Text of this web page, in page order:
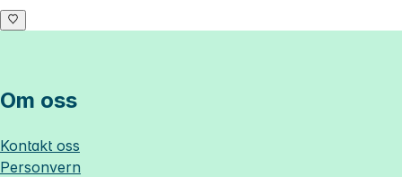
Om oss
Kontakt oss
Personvern